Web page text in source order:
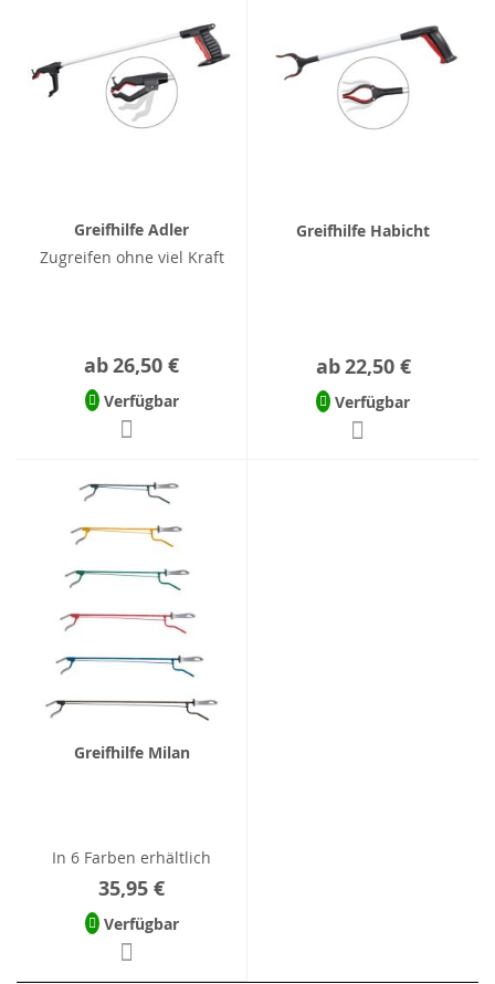
Greifhilfe Adler
Zugreifen ohne viel Kraft
ab26,50 €
Verfügbar
Greifhilfe Habicht
ab22,50 €
Verfügbar
Greifhilfe Milan
In 6 Farben erhältlich
35,95 €
Verfügbar